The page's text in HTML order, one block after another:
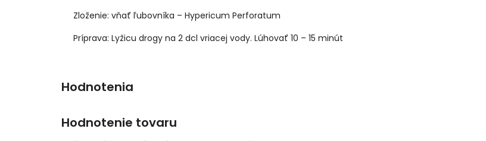
Zloženie: vňať ľubovníka – Hypericum Perforatum
Príprava: Lyžicu drogy na 2 dcl vriacej vody. Lúhovať 10 – 15 minút
Hodnotenie tovaru